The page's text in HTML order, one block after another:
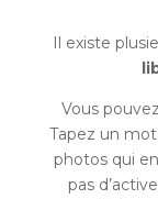
Il existe
Vous
Tapez un
photos qui
pas